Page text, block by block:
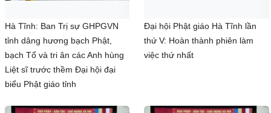
Hà Tĩnh: Ban Trị sự GHPGVN
tỉnh dâng hương bạch Phật,
bạch Tổ và tri ân các Anh hùng
Liệt sĩ trước thềm Đại hội đại
biểu Phật giáo tỉnh
Đại hội Phật giáo Hà Tĩnh lần
thứ V: Hoàn thành phiên làm
việc thứ nhất